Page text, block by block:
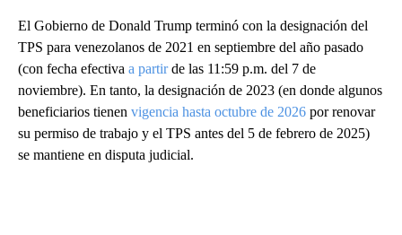
El Gobierno de Donald Trump terminó con la designación del
TPS para venezolanos de 2021 en septiembre del año pasado
(con fecha efectiva a partirde las 11:59 p.m. del 7 de
noviembre). En tanto, la designación de 2023 (en donde algunos
beneficiarios tienen vigencia hasta octubre de 2026 por renovar
su permiso de trabajo y el TPS antes del 5 de febrero de 2025)
se mantiene en disputa judicial.